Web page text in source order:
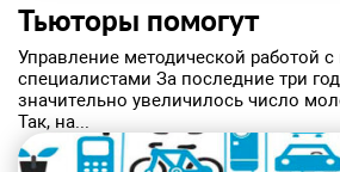
Тьюторы помогут
Управление методической работой
специалистами За последние три
значительно увеличилось число
Так, на...